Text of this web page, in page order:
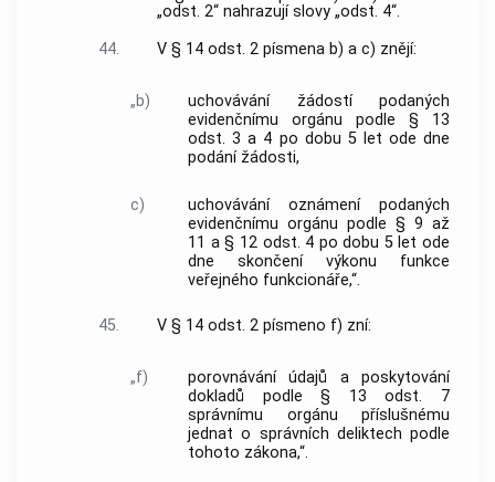
„odst. 2“ nahrazují slovy „odst. 4“.
44.
V § 14 odst. 2 písmena b) a c) znějí:
„b)
uchovávání žádostí podaných
evidenčnímu orgánu podle § 13
odst. 3 a 4 po dobu 5 let ode dne
podání žádosti,
c)
uchovávání oznámení podaných
evidenčnímu orgánu podle § 9 až
11 a § 12 odst. 4 po dobu 5 let ode
dne skončení výkonu funkce
veřejného funkcionáře,“.
45. V § 14 odst. 2 písmeno f) zní:
„f)
porovnávání údajů a poskytování
dokladů podle § 13 odst. 7
správnímu orgánu příslušnému
jednat o správních deliktech podle
tohoto zákona,“.